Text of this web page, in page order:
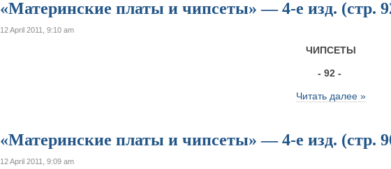
«Материнские платы и чипсеты» — 4-е изд. (стр.
12 April 2011, 9:10 am
ЧИПСЕТЫ
- 92 -
Читать далее »
«Материнские платы и чипсеты» — 4-е изд. (стр.
12 April 2011, 9:09 am